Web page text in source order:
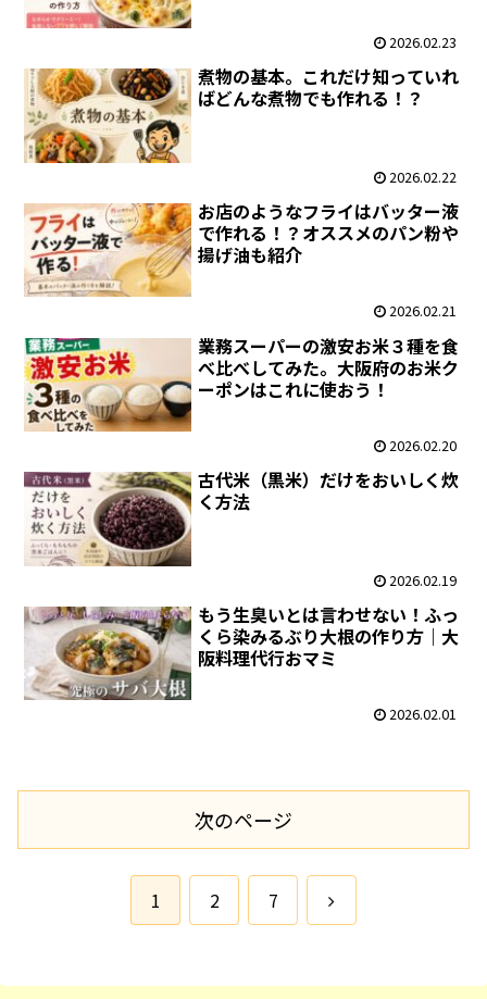
2026.02.23
煮物の基本。これだけ知っていれ
ばどんな煮物でも作れる！？
2026.02.22
お店のようなフライはバッター液
で作れる！？オススメのパン粉や
揚げ油も紹介
2026.02.21
業務スーパーの激安お米３種を食
べ比べしてみた。大阪府のお米ク
ーポンはこれに使おう！
2026.02.20
古代米（黒米）だけをおいしく炊
く方法
2026.02.19
もう生臭いとは言わせない！ふっ
くら染みるぶり大根の作り方｜大
阪料理代行おマミ
2026.02.01
次のページ
1 2 7
次